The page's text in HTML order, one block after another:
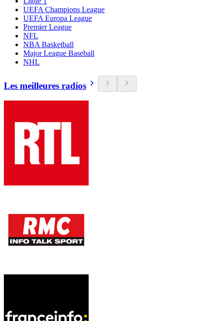
UEFA Champions League
UEFA Europa League
Premier League
NFL
NBA Basketball
Major League Baseball
NHL
Les meilleures radios